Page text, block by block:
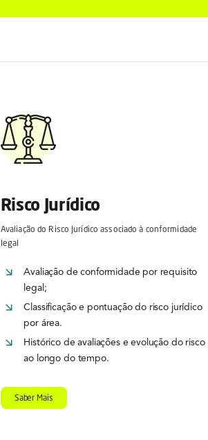
Risco Jurídico
Avaliação do Risco Jurídico associado à conformidade
legal
Avaliação de conformidade por requisito
legal;
Classificação e pontuação do risco jurídico
por área.
Histórico de avaliações e evolução do risco
ao longo do tempo.
Saber Mais